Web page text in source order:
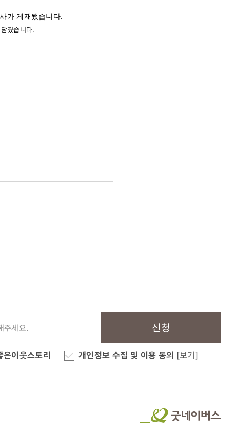
가 게재됐습니다.
겼습니다.
신청
은이웃스토리 개인정보 수집 및 이용 동의 [보기]